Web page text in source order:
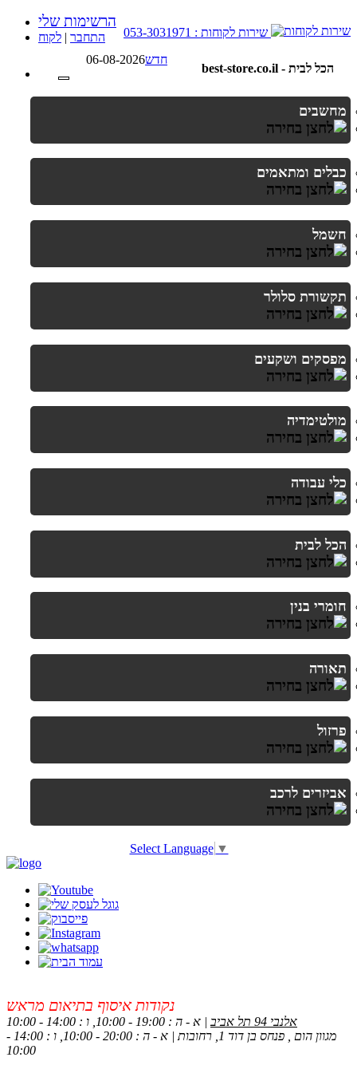
best-store.co.il - הכל לבית
06-08-2026
הרשימות שלי
התחבר | לקוח
חדש
מחשבים
כבלים ומתאמים
חשמל
תקשורת סלולר
מפסקים ושקעים
מולטימדיה
כלי עבודה
הכל לבית
חומרי בנין
תאורה
פרזול
אביזרים לרכב
Select Language ▼
נקודות איסוף בתיאום מראש
אלנבי 94 תל אביב
| א - ה : 19:00 - 10:00, ו : 14:00 - 10:00
מגוון הום , פנחס בן דוד 1, רחובות | א - ה : 20:00 - 10:00, ו : 14:00 -
10:00